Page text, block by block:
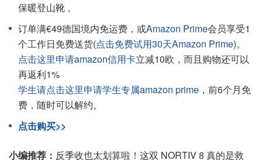
保暖登山靴 。
订单满€49德国境内免运费，或Amazon Prime会员享受1
个工作日免费送货(点击免费试用30天Amazon Prime)。
点击这里申请amazon信用卡立减10欧，而且购物还可以
再返利1%
学生请点击这里申请学生专属amazon prime ，前6个月免
费，随时可以解约。
点击购买>>
小编推荐： 反季收也太划算啦！这双 NORTIV 8 真的是救